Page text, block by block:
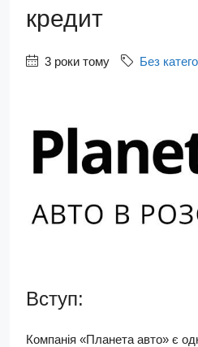
кредит
3 роки тому Без
Вступ:
Компанія «Планета авто» є